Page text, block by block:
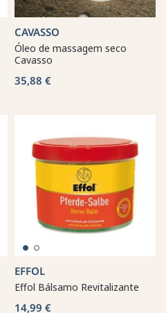
CAVASSO
Óleo de massagem seco
Cavasso
35,88 €
EFFOL
Effol Bálsamo Revitalizante
14,99 €